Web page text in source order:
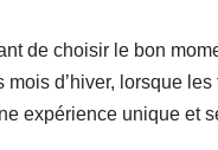
de choisir le bon
d’hiver, lorsque les
expérience unique et